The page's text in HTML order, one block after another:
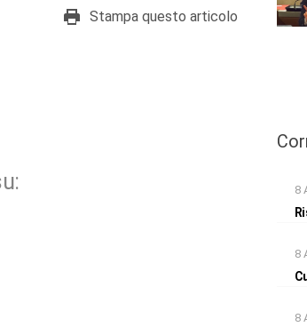
Stampa questo articolo
8
8
8